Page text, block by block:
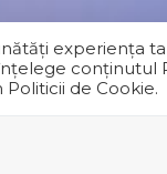
experiența
conținutul
de Cookie.
BLOCURI NOI